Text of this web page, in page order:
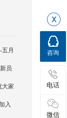
月
落
员
大家
入
咨询
电话
微信